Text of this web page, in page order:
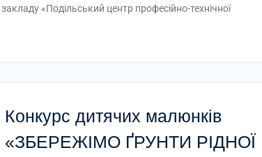
«Подільський центр професійно-технічної
Конкурс дитячих малюнків
«ЗБЕРЕЖІМО ҐРУНТИ РІДНОЇ